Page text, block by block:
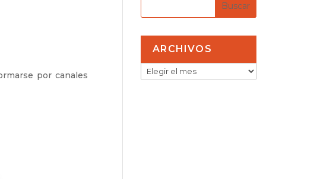
por canales
ARCHIVOS
ARCHIVOS